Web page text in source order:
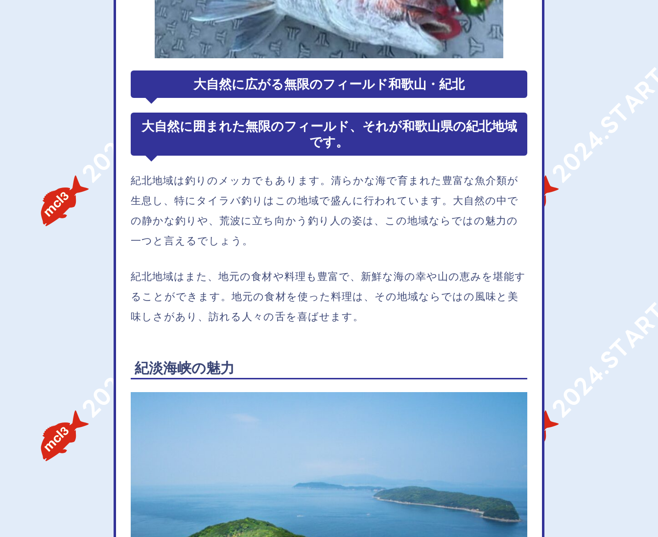
大自然に広がる無限のフィールド和歌山・紀北
大自然に囲まれた無限のフィールド、それが和歌山県の紀北地域
です。
紀北地域は釣りのメッカでもあります。清らかな海で育まれた豊富な魚介類が
生息し、特にタイラバ釣りはこの地域で盛んに行われています。大自然の中で
の静かな釣りや、荒波に立ち向かう釣り人の姿は、この地域ならではの魅力の
一つと言えるでしょう。
紀北地域はまた、地元の食材や料理も豊富で、新鮮な海の幸や山の恵みを堪能す
ることができます。地元の食材を使った料理は、その地域ならではの風味と美
味しさがあり、訪れる人々の舌を喜ばせます。
紀淡海峡の魅力